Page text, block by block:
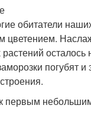
обитатели
цветением.
осталось
погубят и
первым